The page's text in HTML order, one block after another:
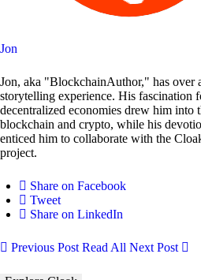
Jon
Jon, aka "BlockchainAuthor," has over
storytelling experience. His fascination
decentralized economies drew him into
blockchain and crypto, while his
enticed him to collaborate with the
project.
Share on Facebook
Tweet
Share on LinkedIn
Previous Post Read All Next Post